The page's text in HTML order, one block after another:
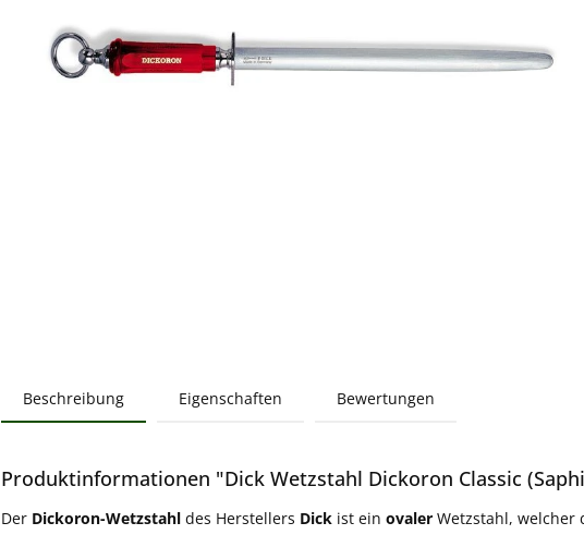
Beschreibung Eigenschaften Bewertungen
Produktinformationen "Dick Wetzstahl Dickoron Classic
Der Dickoron-Wetzstahl des Herstellers Dick ist ein ovaler Wetzstahl, welcher